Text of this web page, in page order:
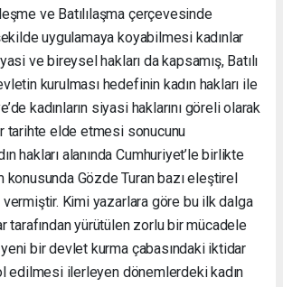
ve Batılılaşma çerçevesinde
uygulamaya koyabilmesi kadınlar
ve bireysel hakları da kapsamış, Batılı
kurulması hedefinin kadın hakları ile
kadınların siyasi haklarını göreli olarak
tarihte elde etmesi sonucunu
hakları alanında Cumhuriyet’le birlikte
konusunda Gözde Turan bazı eleştirel
Kimi yazarlara göre bu ilk dalga
tarafından yürütülen zorlu bir mücadele
bir devlet kurma çabasındaki iktidar
edilmesi ilerleyen dönemlerdeki kadın